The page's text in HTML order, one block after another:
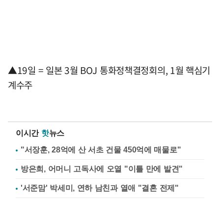
▲19일 = 일본 3월 BOJ 통화정책결정회의, 1월 핵심기
계수주
이시간 핫뉴스
"서장훈, 28억에 산 서초 건물 450억에 매물로"
방은희, 어머니 고독사에 오열 "이틀 만에 발견"
'서준맘' 박세미, 연하 남친과 열애 "결혼 전제"